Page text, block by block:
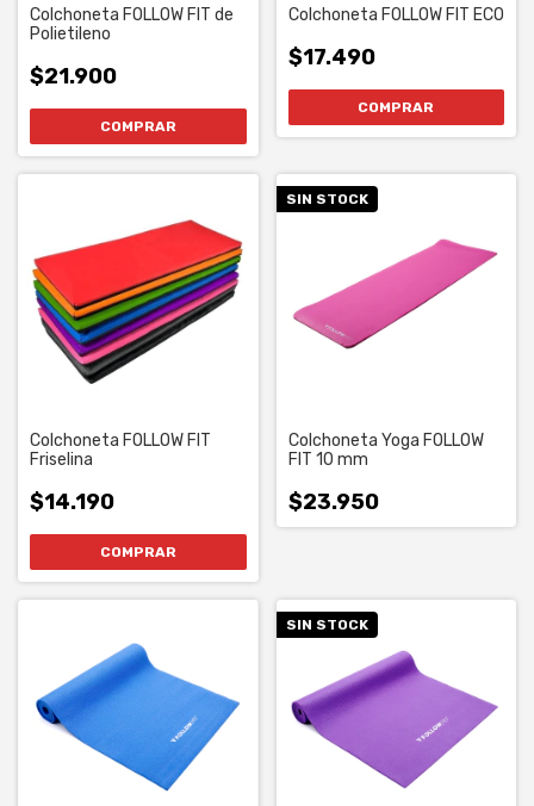
Colchoneta FOLLOW FIT de
Polietileno
$21.900
COMPRAR
Colchoneta FOLLOW FIT ECO
$17.490
COMPRAR
Colchoneta FOLLOW FIT
Friselina
$14.190
COMPRAR
SIN STOCK
Colchoneta Yoga FOLLOW
FIT 10 mm
$23.950
SIN STOCK